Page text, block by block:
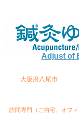
Adjust of
大阪府八尾市
訪問専門（ご自宅、オフ